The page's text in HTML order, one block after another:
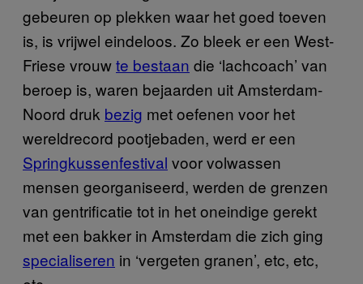
gebeuren op plekken waar het goed toeven
is, is vrijwel eindeloos. Zo bleek er een West-
Friese vrouwte bestaan die ‘lachcoach’ van
beroep is, waren bejaarden uit Amsterdam-
Noord druk bezig met oefenen voor het
wereldrecord pootjebaden, werd er een
Springkussenfestival voor volwassen
mensen georganiseerd, werden de grenzen
van gentrificatie tot in het oneindige gerekt
met een bakker in Amsterdam die zich ging
specialiseren in ‘vergeten granen’, etc, etc,